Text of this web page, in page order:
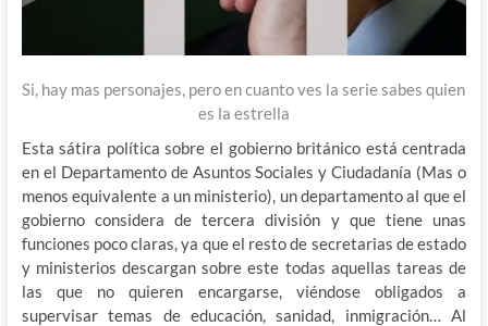
Si, hay mas personajes, pero en cuanto ves la serie sabes quien
es la estrella
Esta sátira política sobre el gobierno británico está centrada
en el Departamento de Asuntos Sociales y Ciudadanía (Mas o
menos equivalente a un ministerio), un departamento al que el
gobierno considera de tercera división y que tiene unas
funciones poco claras, ya que el resto de secretarias de estado
y ministerios descargan sobre este todas aquellas tareas de
las que no quieren encargarse, viéndose obligados a
supervisar temas de educación, sanidad, inmigración… Al